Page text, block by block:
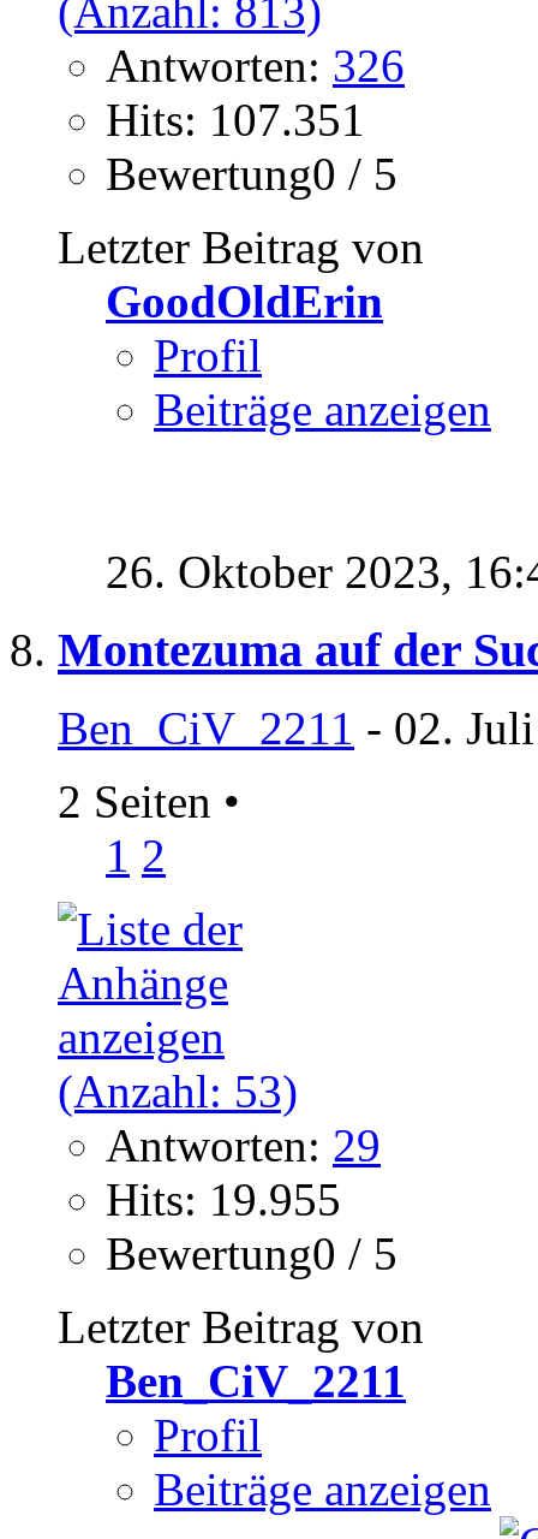
Antworten: 326
Hits: 107.351
Bewertung0 / 5
Letzter Beitrag von
GoodOldErin
Profil
Beiträge anzeigen
26. Oktober 2023,
Montezuma auf der
Ben_CiV_2211 - 02.
2 Seiten •
1 2
Antworten: 29
Hits: 19.955
Bewertung0 / 5
Letzter Beitrag von
Ben_CiV_2211
Profil
Beiträge anzeigen